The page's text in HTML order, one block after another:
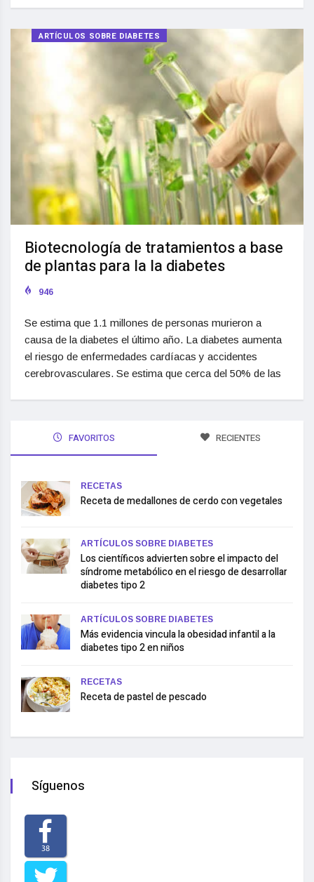
ARTÍCULOS SOBRE DIABETES
Biotecnología de tratamientos a base
de plantas para la la diabetes
946
Se estima que 1.1 millones de personas murieron a
causa de la diabetes el último año. La diabetes aumenta
el riesgo de enfermedades cardíacas y accidentes
cerebrovasculares. Se estima que cerca del 50% de las
FAVORITOS RECIENTES
RECETAS
Receta de medallones de cerdo con vegetales
ARTÍCULOS SOBRE DIABETES
Los científicos advierten sobre el impacto del
síndrome metabólico en el riesgo de desarrollar
diabetes tipo 2
ARTÍCULOS SOBRE DIABETES
Más evidencia vincula la obesidad infantil a la
diabetes tipo 2 en niños
RECETAS
Receta de pastel de pescado
Síguenos
38